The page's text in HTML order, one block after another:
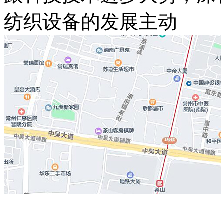
纺织设备的发展主动